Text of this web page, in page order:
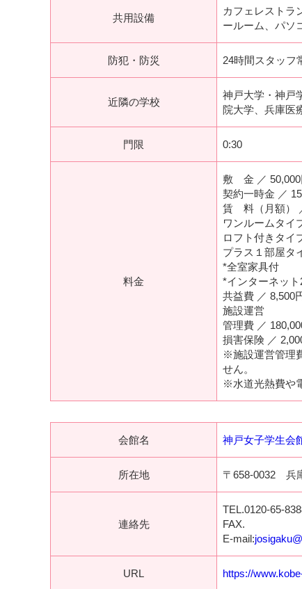
共用設備
カフェレストラ
ールーム、パ
防犯・防災 24時間スタッ
近隣の学校
神戸大学・神戸
院大学、兵庫医
門限 0:30
料金
敷 金 ／ 50,000
契約一時金 ／
賃 料（月額）
ワンルームタイ
ロフト付きタイ
プラス１部屋タ
*全室家具付
*インターネッ
共益費 ／ 8,500
施設運営
管理費 ／
損害保険 ／
※施設運営管理
せん。
※水道光熱費や
会館名 神戸女子学生会
所在地 〒658-0032 兵
連絡先
TEL.0120-65-
FAX.
E-mail:
URL https://